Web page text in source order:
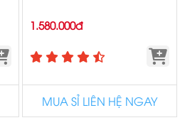
1.580.000đ
MUA SỈ LIÊN HỆ NGAY